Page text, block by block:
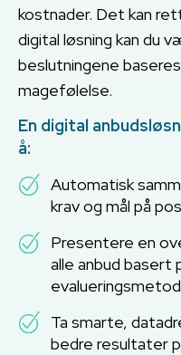
kostnader. Det kan
digital løsning kan du
beslutningene
magefølelse.
En digital
å:
Automatisk
krav og mål på
Presentere en
alle anbud basert
Ta smarte,
bedre resultater